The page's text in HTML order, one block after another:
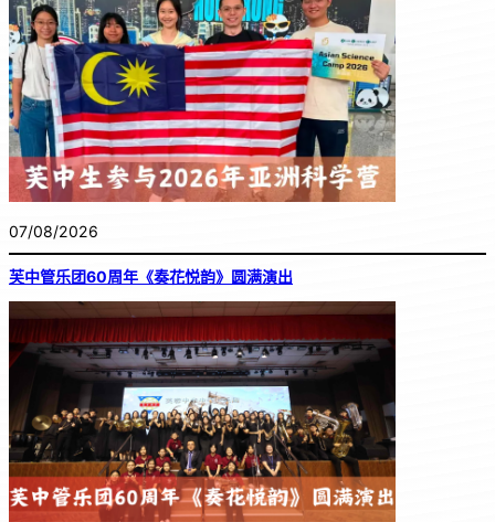
07/08/2026
芙中管乐团60周年《奏花悦韵》圆满演出